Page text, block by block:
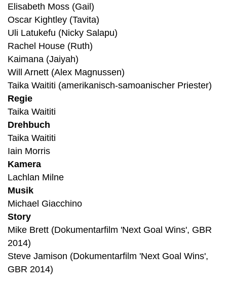
Elisabeth Moss (Gail)
Oscar Kightley (Tavita)
Uli Latukefu (Nicky Salapu)
Rachel House (Ruth)
Kaimana (Jaiyah)
Will Arnett (Alex Magnussen)
Taika Waititi (amerikanisch-samoanischer Priester)
Regie
Taika Waititi
Drehbuch
Taika Waititi
Iain Morris
Kamera
Lachlan Milne
Musik
Michael Giacchino
Story
Mike Brett (Dokumentarfilm 'Next Goal Wins', GBR
2014)
Steve Jamison (Dokumentarfilm 'Next Goal Wins',
GBR 2014)